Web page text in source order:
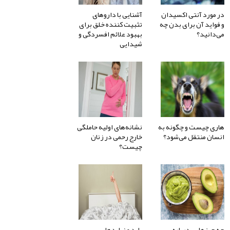
در مورد آنتی اکسیدان
و فواید آن برای بدن چه
می‌دانید؟
آشنایی با داروهای
تثبیت کننده خلق برای
بهبود علائم افسردگی و
شیدایی
هاری چیست و چگونه به
انسان منتقل می‌شود؟
نشانه‌های اولیه حاملگی
خارج رحمی در زنان
چیست؟